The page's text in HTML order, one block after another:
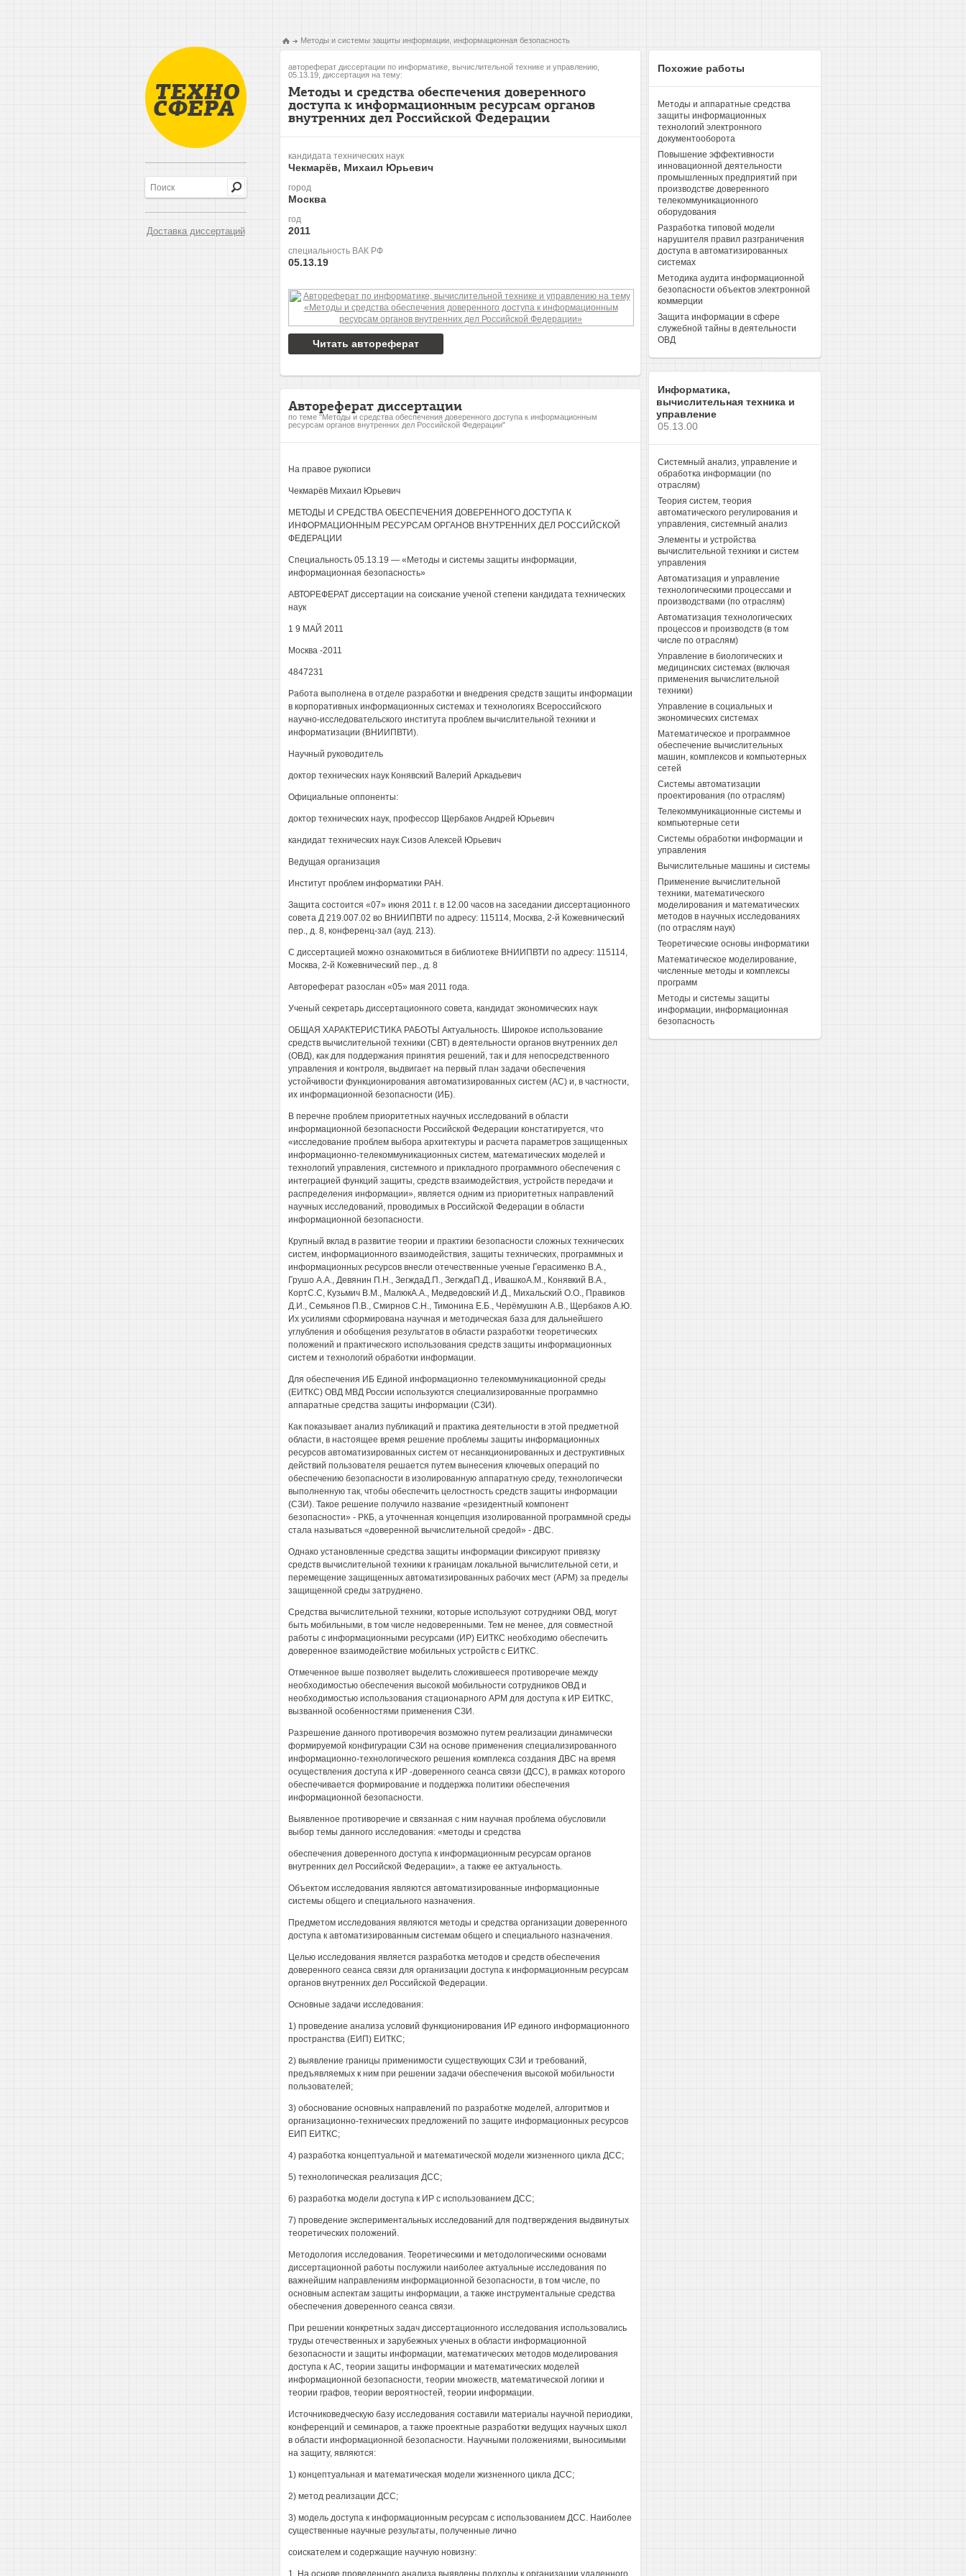
Доставка диссертаций
Методы и системы защиты информации, информационная безопасность
автореферат диссертации по информатике, вычислительной технике и управлению,
05.13.19, диссертация на тему:
Методы и средства обеспечения доверенного
доступа к информационным ресурсам органов
внутренних дел Российской Федерации
кандидата технических наук
Чекмарёв, Михаил Юрьевич
город
Москва
год
2011
специальность ВАК РФ
05.13.19
Читать автореферат
Автореферат диссертации
по теме "Методы и средства обеспечения доверенного доступа к информационным
ресурсам органов внутренних дел Российской Федерации"
На правое рукописи
Чекмарёв Михаил Юрьевич
МЕТОДЫ И СРЕДСТВА ОБЕСПЕЧЕНИЯ ДОВЕРЕННОГО ДОСТУПА К
ИНФОРМАЦИОННЫМ РЕСУРСАМ ОРГАНОВ ВНУТРЕННИХ ДЕЛ РОССИЙСКОЙ
ФЕДЕРАЦИИ
Специальность 05.13.19 — «Методы и системы защиты информации,
информационная безопасность»
АВТОРЕФЕРАТ диссертации на соискание ученой степени кандидата технических
наук
1 9 МАЙ 2011
Москва -2011
4847231
Работа выполнена в отделе разработки и внедрения средств защиты информации
в корпоративных информационных системах и технологиях Всероссийского
научно-исследовательского института проблем вычислительной техники и
информатизации (ВНИИПВТИ).
Научный руководитель
доктор технических наук Конявский Валерий Аркадьевич
Официальные оппоненты:
доктор технических наук, профессор Щербаков Андрей Юрьевич
кандидат технических наук Сизов Алексей Юрьевич
Ведущая организация
Институт проблем информатики РАН.
Защита состоится «07» июня 2011 г. в 12.00 часов на заседании диссертационного
совета Д 219.007.02 во ВНИИПВТИ по адресу: 115114, Москва, 2-й Кожевнический
пер., д. 8, конференц-зал (ауд. 213).
С диссертацией можно ознакомиться в библиотеке ВНИИПВТИ по адресу: 115114,
Москва, 2-й Кожевнический пер., д. 8
Автореферат разослан «05» мая 2011 года.
Ученый секретарь диссертационного совета, кандидат экономических наук
ОБЩАЯ ХАРАКТЕРИСТИКА РАБОТЫ Актуальность. Широкое использование
средств вычислительной техники (СВТ) в деятельности органов внутренних дел
(ОВД), как для поддержания принятия решений, так и для непосредственного
управления и контроля, выдвигает на первый план задачи обеспечения
устойчивости функционирования автоматизированных систем (АС) и, в частности,
их информационной безопасности (ИБ).
В перечне проблем приоритетных научных исследований в области
информационной безопасности Российской Федерации констатируется, что
«исследование проблем выбора архитектуры и расчета параметров защищенных
информационно-телекоммуникационных систем, математических моделей и
технологий управления, системного и прикладного программного обеспечения с
интеграцией функций защиты, средств взаимодействия, устройств передачи и
распределения информации», является одним из приоритетных направлений
научных исследований, проводимых в Российской Федерации в области
информационной безопасности.
Крупный вклад в развитие теории и практики безопасности сложных технических
систем, информационного взаимодействия, защиты технических, программных и
информационных ресурсов внесли отечественные ученые Герасименко В.А.,
Грушо A.A., Девянин П.Н., ЗегждаД.П., ЗегждаП.Д., ИвашкоА.М., Конявкий В.А.,
КортС.С, Кузьмич В.М., МалюкА.А., Медведовский И.Д., Михальский О.О., Правиков
Д.И., Семьянов П.В., Смирнов С.Н., Тимонина Е.Б., Черёмушкин A.B., Щербаков А.Ю.
Их усилиями сформирована научная и методическая база для дальнейшего
углубления и обобщения результатов в области разработки теоретических
положений и практического использования средств защиты информационных
систем и технологий обработки информации.
Для обеспечения ИБ Единой информационно телекоммуникационной среды
(ЕИТКС) ОВД МВД России используются специализированные программно
аппаратные средства защиты информации (СЗИ).
Как показывает анализ публикаций и практика деятельности в этой предметной
области, в настоящее время решение проблемы защиты информационных
ресурсов автоматизированных систем от несанкционированных и деструктивных
действий пользователя решается путем вынесения ключевых операций по
обеспечению безопасности в изолированную аппаратную среду, технологически
выполненную так, чтобы обеспечить целостность средств защиты информации
(СЗИ). Такое решение получило название «резидентный компонент
безопасности» - РКБ, а уточненная концепция изолированной программной среды
стала называться «доверенной вычислительной средой» - ДВС.
Однако установленные средства защиты информации фиксируют привязку
средств вычислительной техники к границам локальной вычислительной сети, и
перемещение защищенных автоматизированных рабочих мест (АРМ) за пределы
защищенной среды затруднено.
Средства вычислительной техники, которые используют сотрудники ОВД, могут
быть мобильными, в том числе недоверенными. Тем не менее, для совместной
работы с информационными ресурсами (ИР) ЕИТКС необходимо обеспечить
доверенное взаимодействие мобильных устройств с ЕИТКС.
Отмеченное выше позволяет выделить сложившееся противоречие между
необходимостью обеспечения высокой мобильности сотрудников ОВД и
необходимостью использования стационарного АРМ для доступа к ИР ЕИТКС,
вызванной особенностями применения СЗИ.
Разрешение данного противоречия возможно путем реализации динамически
формируемой конфигурации СЗИ на основе применения специализированного
информационно-технологического решения комплекса создания ДВС на время
осуществления доступа к ИР -доверенного сеанса связи (ДСС), в рамках которого
обеспечивается формирование и поддержка политики обеспечения
информационной безопасности.
Выявленное противоречие и связанная с ним научная проблема обусловили
выбор темы данного исследования: «методы и средства
обеспечения доверенного доступа к информационным ресурсам органов
внутренних дел Российской Федерации», а также ее актуальность.
Объектом исследования являются автоматизированные информационные
системы общего и специального назначения.
Предметом исследования являются методы и средства организации доверенного
доступа к автоматизированным системам общего и специального назначения.
Целью исследования является разработка методов и средств обеспечения
доверенного сеанса связи для организации доступа к информационным ресурсам
органов внутренних дел Российской Федерации.
Основные задачи исследования:
1) проведение анализа условий функционирования ИР единого информационного
пространства (ЕИП) ЕИТКС;
2) выявление границы применимости существующих СЗИ и требований,
предъявляемых к ним при решении задачи обеспечения высокой мобильности
пользователей;
3) обоснование основных направлений по разработке моделей, алгоритмов и
организационно-технических предложений по защите информационных ресурсов
ЕИП ЕИТКС;
4) разработка концептуальной и математической модели жизненного цикла ДСС;
5) технологическая реализация ДСС;
6) разработка модели доступа к ИР с использованием ДСС;
7) проведение экспериментальных исследований для подтверждения выдвинутых
теоретических положений.
Методология исследования. Теоретическими и методологическими основами
диссертационной работы послужили наиболее актуальные исследования по
важнейшим направлениям информационной безопасности, в том числе, по
основным аспектам защиты информации, а также инструментальные средства
обеспечения доверенного сеанса связи.
При решении конкретных задач диссертационного исследования использовались
труды отечественных и зарубежных ученых в области информационной
безопасности и защиты информации, математических методов моделирования
доступа к АС, теории защиты информации и математических моделей
информационной безопасности, теории множеств, математической логики и
теории графов, теории вероятностей, теории информации.
Источниковедческую базу исследования составили материалы научной периодики,
конференций и семинаров, а также проектные разработки ведущих научных школ
в области информационной безопасности. Научными положениями, выносимыми
на защиту, являются:
1) концептуальная и математическая модели жизненного цикла ДСС;
2) метод реализации ДСС;
3) модель доступа к информационным ресурсам с использованием ДСС. Наиболее
существенные научные результаты, полученные лично
соискателем и содержащие научную новизну:
1. На основе проведенного анализа выявлены подходы к организации удаленного
Похожие работы
Методы и аппаратные средства
защиты информационных
технологий электронного
документооборота
Повышение эффективности
инновационной деятельности
промышленных предприятий при
производстве доверенного
телекоммуникационного
оборудования
Разработка типовой модели
нарушителя правил разграничения
доступа в автоматизированных
системах
Методика аудита информационной
безопасности объектов электронной
коммерции
Защита информации в сфере
служебной тайны в деятельности
ОВД
Информатика,
вычислительная техника и
управление
05.13.00
Системный анализ, управление и
обработка информации (по
отраслям)
Теория систем, теория
автоматического регулирования и
управления, системный анализ
Элементы и устройства
вычислительной техники и систем
управления
Автоматизация и управление
технологическими процессами и
производствами (по отраслям)
Автоматизация технологических
процессов и производств (в том
числе по отраслям)
Управление в биологических и
медицинских системах (включая
применения вычислительной
техники)
Управление в социальных и
экономических системах
Математическое и программное
обеспечение вычислительных
машин, комплексов и компьютерных
сетей
Системы автоматизации
проектирования (по отраслям)
Телекоммуникационные системы и
компьютерные сети
Системы обработки информации и
управления
Вычислительные машины и системы
Применение вычислительной
техники, математического
моделирования и математических
методов в научных исследованиях
(по отраслям наук)
Теоретические основы информатики
Математическое моделирование,
численные методы и комплексы
программ
Методы и системы защиты
информации, информационная
безопасность